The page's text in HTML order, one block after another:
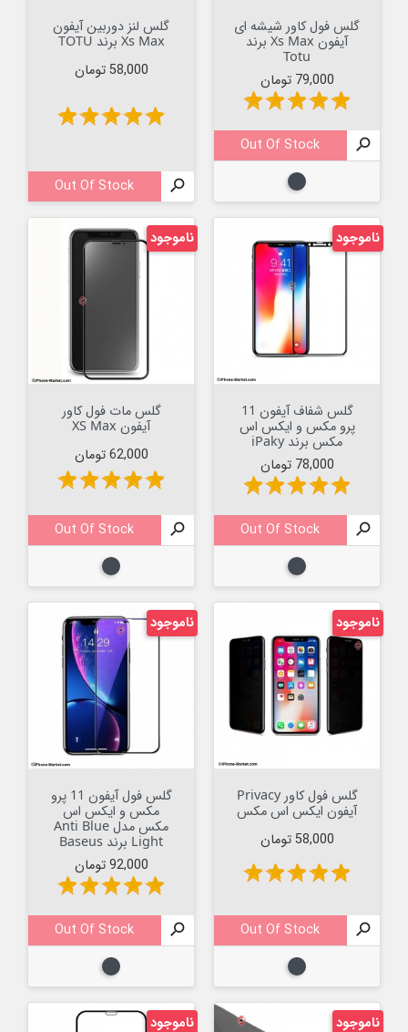
گلس فول کاور شیشه ای
آیفون Xs Max برند
Totu
قیمت
79,000 تومان
star
star
star
star
star

Out Of Stock
مشکی
گلس لنز دوربین آیفون
Xs Max برند TOTU
قیمت
58,000 تومان
star
star
star
star
star

Out Of Stock
گلس شفاف آیفون 11
پرو مکس و ایکس اس
مکس برند iPaky
قیمت
78,000 تومان
star
star
star
star
star

Out Of Stock
مشکی
ناموجود
گلس مات فول کاور
آیفون XS Max
قیمت
62,000 تومان
star
star
star
star
star

Out Of Stock
مشکی
ناموجود
گلس فول کاور Privacy
آیفون ایکس اس مکس
قیمت
58,000 تومان
star
star
star
star
star

Out Of Stock
مشکی
ناموجود
گلس فول آیفون 11 پرو
مکس و ایکس اس
مکس مدل Anti Blue
Light برند Baseus
قیمت
92,000 تومان
star
star
star
star
star

Out Of Stock
مشکی
ناموجود
ناموجود ناموجود